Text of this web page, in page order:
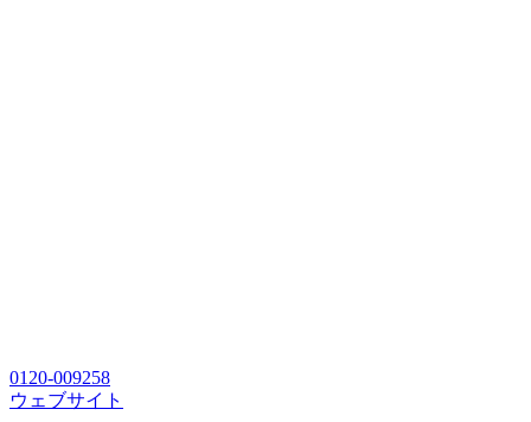
0120-009258
ウェブサイト